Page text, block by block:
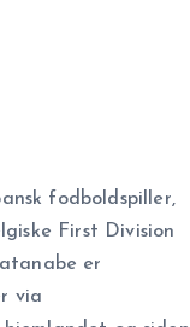
fodboldspiller,
First Division
er
via